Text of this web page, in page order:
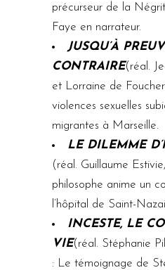
précurseur de la
Faye en narrateur.
JUSQU’À
CONTRAIRE(réal.
et Lorraine de
violences sexuelles
migrantes à Marseille.
LE DILEMME
(réal. Guillaume
philosophe anime un
l’hôpital de Saint-
INCESTE, LE
VIE(réal. Stéphanie
: Le témoignage de